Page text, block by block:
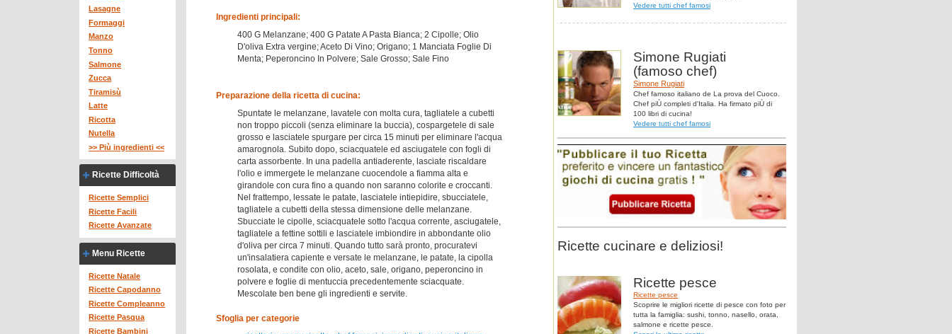
Lasagne
Formaggi
Manzo
Tonno
Salmone
Zucca
Tiramisù
Latte
Ricotta
Nutella
>> Più ingredienti <<
Ricette Difficoltà
Ricette Semplici
Ricette Facili
Ricette Avanzate
Menu Ricette
Ricette Natale
Ricette Capodanno
Ricette Compleanno
Ricette Pasqua
Ricette Bambini
Ingredienti principali:
400 G Melanzane; 400 G Patate A Pasta Bianca; 2 Cipolle; Olio
D'oliva Extra vergine; Aceto Di Vino; Origano; 1 Manciata Foglie Di
Menta; Peperoncino In Polvere; Sale Grosso; Sale Fino
Preparazione della ricetta di cucina:
Spuntate le melanzane, lavatele con molta cura, tagliatele a cubetti
non troppo piccoli (senza eliminare la buccia), cospargetele di sale
grosso e lasciatele spurgare per circa 15 minuti per eliminare l'acqua
amarognola. Subito dopo, sciacquatele ed asciugatele con fogli di
carta assorbente. In una padella antiaderente, lasciate riscaldare
l'olio e immergete le melanzane cuocendole a fiamma alta e
girandole con cura fino a quando non saranno colorite e croccanti.
Nel frattempo, lessate le patate, lasciatele intiepidire, sbucciatele,
tagliatele a cubetti della stessa dimensione delle melanzane.
Sbucciate le cipolle, sciacquatele sotto l'acqua corrente, asciugatele,
tagliatele a fettine sottili e lasciatele imbiondire in abbondante olio
d'oliva per circa 7 minuti. Quando tutto sarà pronto, procuratevi
un'insalatiera capiente e versate le melanzane, le patate, la cipolla
rosolata, e condite con olio, aceto, sale, origano, peperoncino in
polvere e foglie di mentuccia precedentemente sciacquate.
Mescolate ben bene gli ingredienti e servite.
Sfoglia per categorie
Vedere tutti chef famosi
Simone Rugiati
(famoso chef)
Simone Rugiati
Chef famoso italiano de La prova del Cuoco.
Chef piÙ completi d'Italia. Ha firmato piÙ di
100 libri di cucina!
Vedere tutti chef famosi
Ricette cucinare e deliziosi!
Ricette pesce
Ricette pesce
Scoprire le migliori ricette di pesce con foto per
tutta la famiglia: sushi, tonno, nasello, orata,
salmone e ricette pesce.